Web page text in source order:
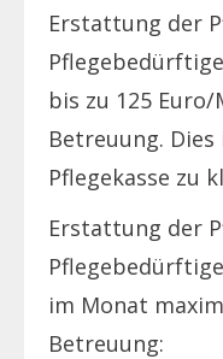
Erstattung der
bis zu 125
Betreuung.
Pflegekasse zu
Erstattung der
im Monat
Betreuung: